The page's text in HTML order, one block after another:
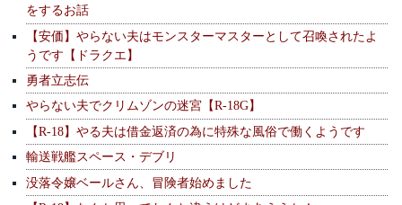
をするお話
【安価】やらない夫はモンスターマスターとして召喚されたよ
うです【ドラクエ】
勇者立志伝
やらない夫でクリムゾンの迷宮【R-18G】
【R-18】やる夫は借金返済の為に特殊な風俗で働くようです
輸送戦艦スペース・デブリ
没落令嬢ベールさん、冒険者始めました